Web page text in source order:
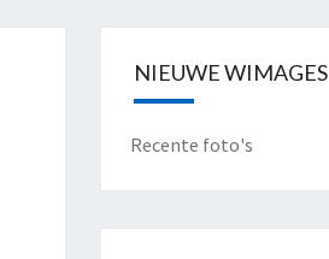
NIEUWE WIMAGES
Recente foto's